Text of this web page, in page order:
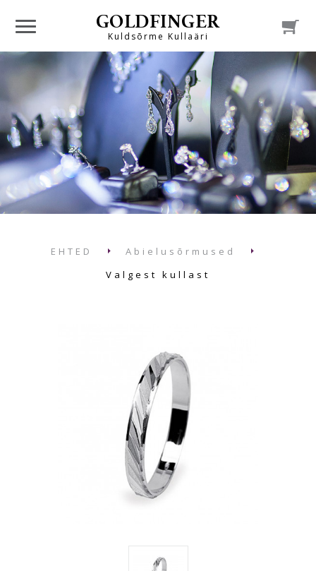
GOLDFINGER
Kuldsõrme Kullaäri

EHTED
Abielusõrmused
Valgest kullast